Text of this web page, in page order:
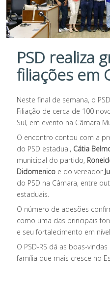
PSD realiza
filiações em
Neste final de semana, o
Filiação de cerca de 100
Sul, em evento na Câmara
O encontro contou com a
do PSD estadual, Cátia
municipal do partido,
Didomenico e do vereador
do PSD na Câmara, entre
estaduais.
O número de adesões
como uma das principais
e seu fortalecimento em
O PSD-RS dá as boas-
família que mais cresce no